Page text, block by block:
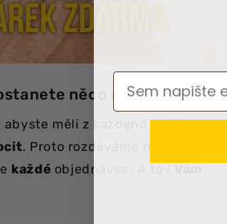
něco navíc!
abyste měli z každého balíčku
. Proto rozdáváme různé malé
každé objednávce. A to i